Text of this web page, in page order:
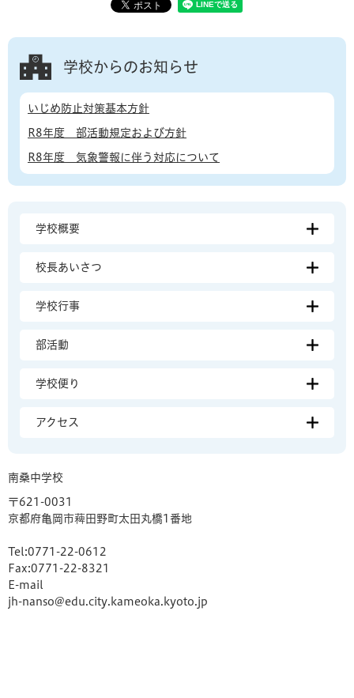
学校からのお知らせ
いじめ防止対策基本方針
R8年度 部活動規定および方針
R8年度 気象警報に伴う対応について
学校概要
校長あいさつ
学校行事
部活動
学校便り
アクセス
南桑中学校
〒621-0031
京都府亀岡市薭田野町太田丸橋1番地
Tel:0771-22-0612
Fax:0771-22-8321
E-mail
jh-nanso@edu.city.kameoka.kyoto.jp